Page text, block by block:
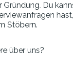
Du
Stöbern.
über uns?